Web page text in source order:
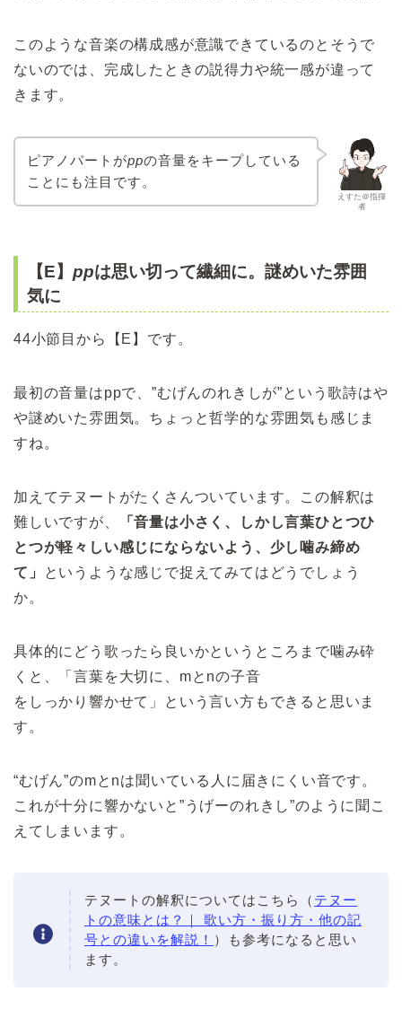
このような音楽の構成感が意識できているのとそうで
ないのでは、完成したときの説得力や統一感が違って
きます。
えすた＠指揮
者
ピアノパートがppの音量をキープしている
ことにも注目です。
【E】 ppは思い切って繊細に。謎めいた雰囲
気に
44小節目から【E】です。
最初の音量はppで、”むげんのれきしが”という歌詩はや
や謎めいた雰囲気。ちょっと哲学的な雰囲気も感じま
すね。
加えてテヌートがたくさんついています。この解釈は
難しいですが、
「音量は小さく、しかし言葉ひとつひ
とつが軽々しい感じにならないよう、少し噛み締め
て」
というような感じで捉えてみてはどうでしょう
か。
具体的にどう歌ったら良いかというところまで噛み砕
くと、「言葉を大切に、mとnの子音
をしっかり響かせて」という言い方もできると思いま
す。
“むげん”のmとnは聞いている人に届きにくい音です。
これが十分に響かないと”うげーのれきし”のように聞こ
えてしまいます。
テヌートの解釈についてはこちら（ テヌー
トの意味とは？｜ 歌い方・振り方・他の記
号との違いを解説！ ）も参考になると思い
ます。